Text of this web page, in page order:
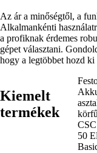
Az ár a minőségtől, a
Alkalmankénti
a profiknak érdemes
gépet választani.
hogy a legtöbbet hozd ki
Kiemelt
termékek
50